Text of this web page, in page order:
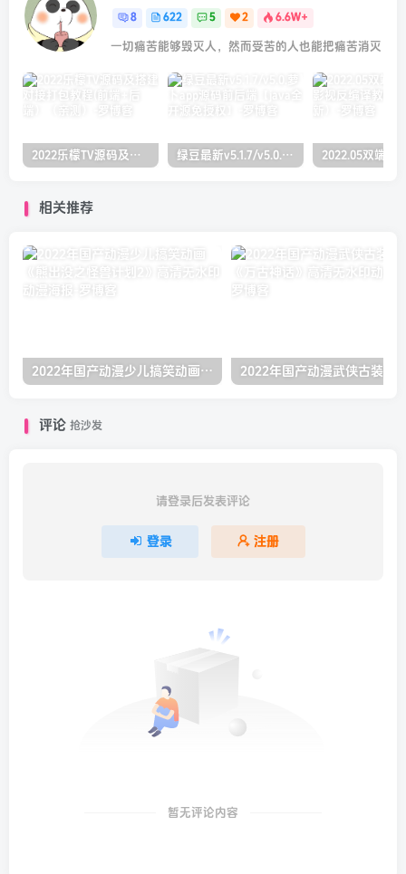
8 622 5 2 6.6W+
一切痛苦能够毁灭人，然而受苦的人也能把痛苦消灭
2022乐檬TV源码及搭建对接打包教程(前端+后端）（亲测） 绿豆最新v5.1.7/v5.0.萝卜app源码前后端【java全开源免授权】
相关推荐
2022年国产动漫少儿搞笑动画《熊出没之怪兽计划2》高清无水印动漫海报
评论 抢沙发
请登录后发表评论
登录 注册
暂无评论内容